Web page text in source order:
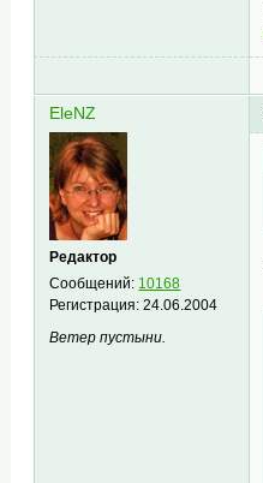
EleNZ
Редактор
Сообщений: 10168
Регистрация:24.06.2004
Ветер пустыни.